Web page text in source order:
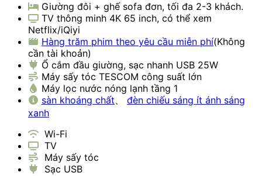
Giường đôi + ghế sofa đơn, tối đa 2-3 khách.
TV thông minh 4K 65 inch, có thể xem
Netflix/iQiyi
Hàng trăm phim theo yêu cầu miễn phí(Không
cần tài khoản)
Ổ cắm đầu giường, sạc nhanh USB 25W
Máy sấy tóc TESCOM công suất lớn
Máy lọc nước nóng lạnh tầng 1
sàn khoáng chất、 đèn chiếu sáng ít ánh sáng
xanh
Wi-Fi
TV
Máy sấy tóc
Sạc USB